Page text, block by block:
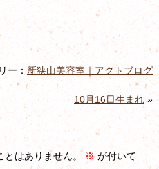
ー：新狭山美容室｜アクトブログ
10月16日生まれ »
とはありません。 ※が付いて